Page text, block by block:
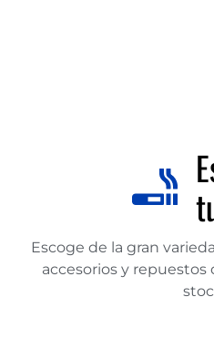
Escoge de la gran
accesorios y